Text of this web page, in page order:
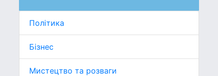
Політика
Бізнес
Мистецтво та розваги